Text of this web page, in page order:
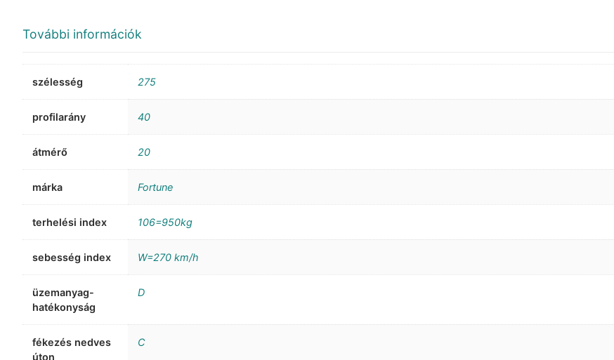
További információk
szélesség 275
profilarány 40
átmérő 20
márka Fortune
terhelési index 106=950kg
sebesség index W=270 km/h
üzemanyag-
hatékonyság
D
fékezés nedves
úton
C